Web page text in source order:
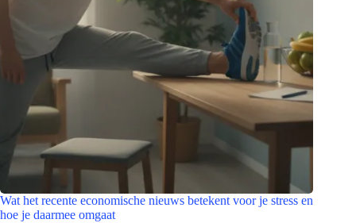
Wat het recente economische nieuws betekent voor je stress en
hoe je daarmee omgaat